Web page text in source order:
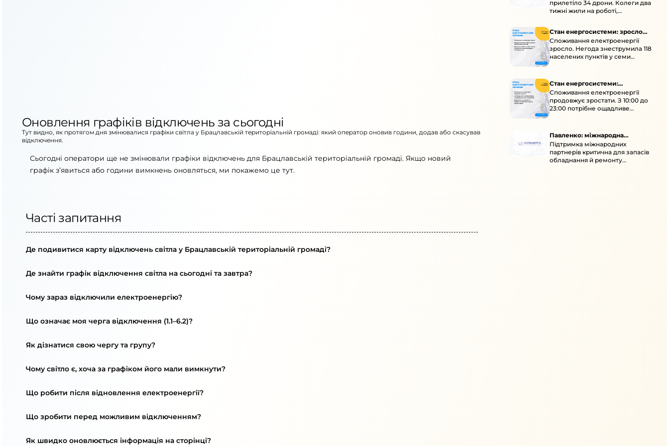
Оновлення графіків відключень за сьогодні
Тут видно, як протягом дня змінювалися графіки світла у Брацлавській територіальній громаді: який оператор оновив години, додав або скасував
відключення.
Сьогодні оператори ще не змінювали графіки відключень для Брацлавській територіальній громаді. Якщо новий
графік з’явиться або години вимкнень оновляться, ми покажемо це тут.
Часті запитання
Де подивитися карту відключень світла у Брацлавській територіальній громаді?
Де знайти графік відключення світла на сьогодні та завтра?
Чому зараз відключили електроенергію?
Що означає моя черга відключення (1.1–6.2)?
Як дізнатися свою чергу та групу?
Чому світло є, хоча за графіком його мали вимкнути?
Що робити після відновлення електроенергії?
Що зробити перед можливим відключенням?
Як швидко оновлюється інформація на сторінці?
прилетіло 34 дрони. Колеги два
тижні жили на роботі,
Стан енергосистеми: зросло
споживання через негоду
Споживання електроенергії
зросло. Негода знеструмила 118
населених пунктів у семи
областях. Обмежте
електроприладами 10:00–23:00.
Стан енергосистеми:
споживання зростає
Споживання електроенергії
продовжує зростати. З 10:00 до
23:00 потрібне ощадливе
енергоспоживання, а
перенести на нічні години.
Павленко: міжнародна
підтримка для стійкості
енергосистеми
Підтримка міжнародних
партнерів критична для запасів
обладнання й ремонту